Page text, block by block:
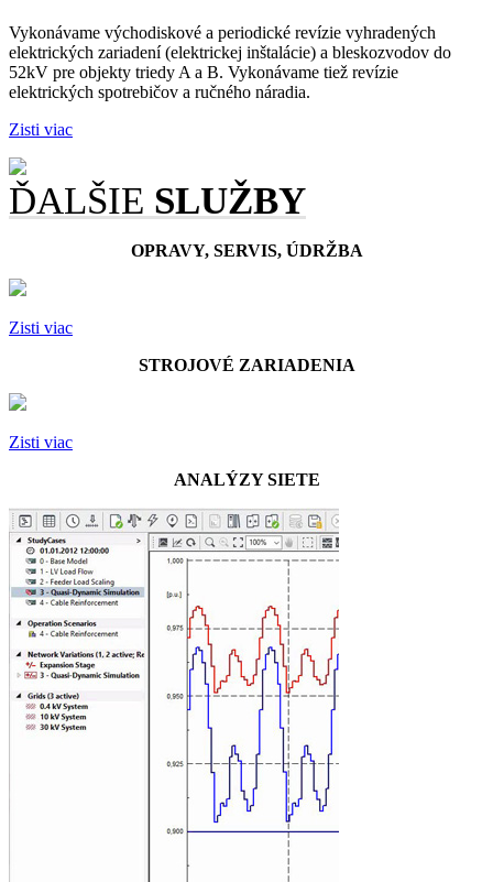
Vykonávame východiskové a periodické revízie vyhradených
elektrických zariadení (elektrickej inštalácie) a bleskozvodov do
52kV pre objekty triedy A a B. Vykonávame tiež revízie
elektrických spotrebičov a ručného náradia.
Zisti viac
ĎALŠIE SLUŽBY
OPRAVY, SERVIS, ÚDRŽBA
Zisti viac
STROJOVÉ ZARIADENIA
Zisti viac
ANALÝZY SIETE